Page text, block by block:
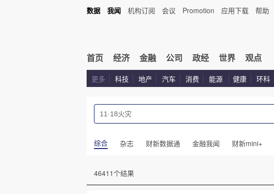
数据 我闻 机构订阅 会议 Promotion 应用下载 帮助
首页 经济 金融 公司 政经 世界 观点
更多 科技 地产 汽车 消费 能源 健康 环科
综合 杂志 财新数据通 金融我闻 财新mini+
46411个结果